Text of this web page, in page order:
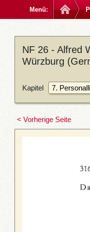
Menü:
NF 26 - Alfred
Würzburg
Kapitel
< Vorherige Seite